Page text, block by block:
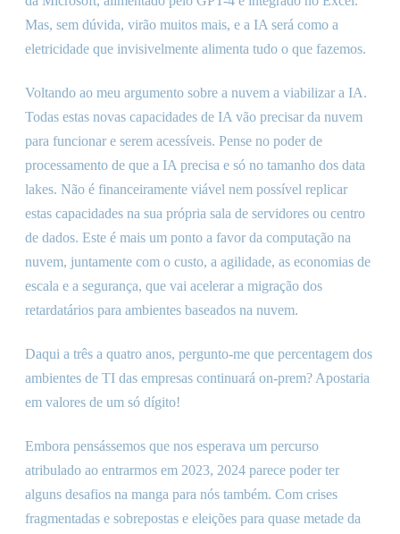
Mas, sem dúvida, virão muitos mais, e a IA será como a
eletricidade que invisivelmente alimenta tudo o que fazemos.
Voltando ao meu argumento sobre a nuvem a viabilizar a IA.
Todas estas novas capacidades de IA vão precisar da nuvem
para funcionar e serem acessíveis. Pense no poder de
processamento de que a IA precisa e só no tamanho dos data
lakes. Não é financeiramente viável nem possível replicar
estas capacidades na sua própria sala de servidores ou centro
de dados. Este é mais um ponto a favor da computação na
nuvem, juntamente com o custo, a agilidade, as economias de
escala e a segurança, que vai acelerar a migração dos
retardatários para ambientes baseados na nuvem.
Daqui a três a quatro anos, pergunto-me que percentagem dos
ambientes de TI das empresas continuará on-prem? Apostaria
em valores de um só dígito!
Embora pensássemos que nos esperava um percurso
atribulado ao entrarmos em 2023, 2024 parece poder ter
alguns desafios na manga para nós também. Com crises
fragmentadas e sobrepostas e eleições para quase metade da